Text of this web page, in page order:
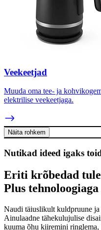
Veekeetjad
Muuda oma tee- ja
elektrilise veekeetjaga.
Näita rohkem
Nutikad ideed igaks
Eriti krõbedad
Plus tehnoloogiaga
Naudi täiuslikult kuldpruune ja
Ainulaadne tähekulujulise
kuuma õhu kiiremini ringlema,